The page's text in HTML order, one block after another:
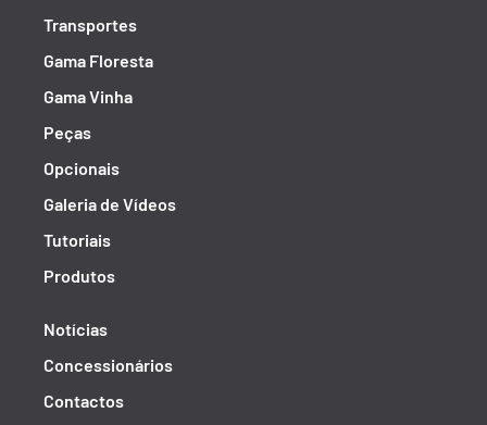
Transportes
Gama Floresta
Gama Vinha
Peças
Opcionais
Galeria de Vídeos
Tutoriais
Produtos
Notícias
Concessionários
Contactos